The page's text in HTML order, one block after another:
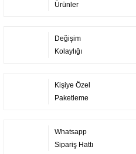
Ürünler
Değişim
Kolaylığı
Kişiye Özel
Paketleme
Whatsapp
Sipariş Hattı